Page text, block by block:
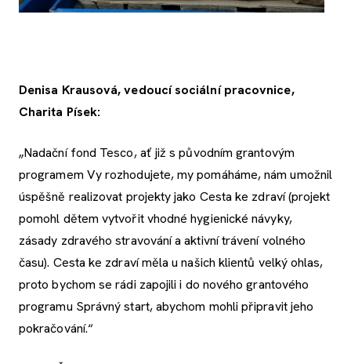
Denisa Krausová, vedoucí sociální pracovnice,
Charita Písek:
„Nadační fond Tesco, ať již s původním grantovým
programem Vy rozhodujete, my pomáháme, nám umožnil
úspěšně realizovat projekty jako Cesta ke zdraví (projekt
pomohl dětem vytvořit vhodné hygienické návyky,
zásady zdravého stravování a aktivní trávení volného
času). Cesta ke zdraví měla u našich klientů velký ohlas,
proto bychom se rádi zapojili i do nového grantového
programu Správný start, abychom mohli připravit jeho
pokračování.“